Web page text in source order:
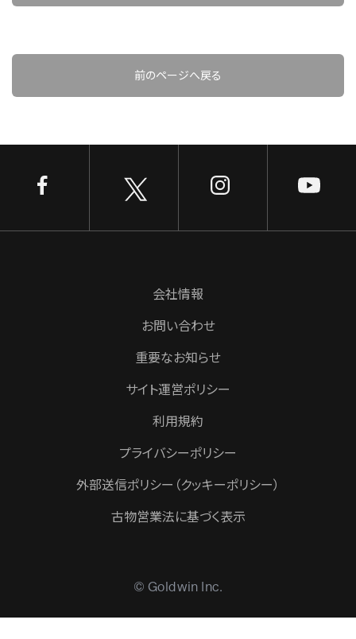
前のページへ戻る
会社情報
お問い合わせ
重要なお知らせ
サイト運営ポリシー
利用規約
プライバシーポリシー
外部送信ポリシー（クッキーポリシー）
古物営業法に基づく表示
© Goldwin Inc.